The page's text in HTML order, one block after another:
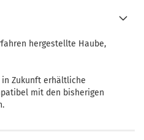
hergestellte Haube,
Zukunft erhältliche
mit den bisherigen